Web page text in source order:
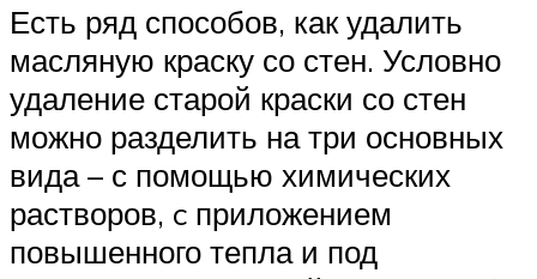
Есть ряд способов, как удалить
масляную краску со стен. Условно
удаление старой краски со стен
можно разделить на три основных
вида – с помощью химических
растворов, c приложением
повышенного тепла и под